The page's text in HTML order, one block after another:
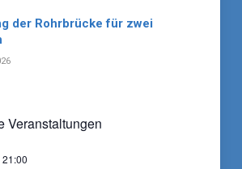
der Rohrbrücke für zwei
Veranstaltungen
21:00